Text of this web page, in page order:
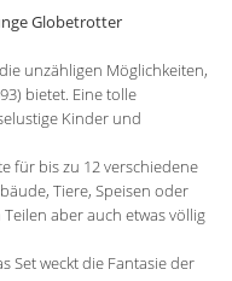
Globetrotter
unzähligen Möglichkeiten,
bietet. Eine tolle
Kinder und
für bis zu 12 verschiedene
Tiere, Speisen oder
aber auch etwas völlig
Set weckt die Fantasie der